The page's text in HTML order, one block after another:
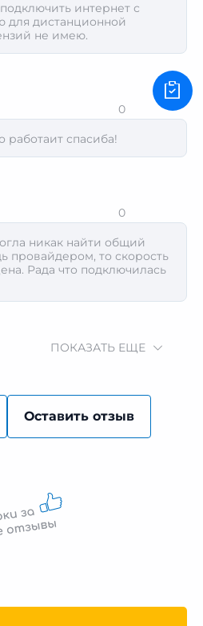
интернет с
для дистанционной
не имею.
0
работаит спасиба!
0
никак найти общий
провайдером, то скорость
Рада что подключилась
ПОКАЗАТЬ ЕЩЕ
Оставить отзыв